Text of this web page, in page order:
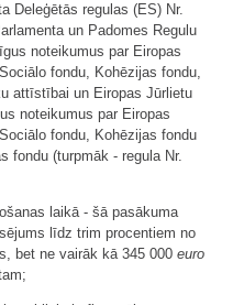
Deleģētās regulas (ES) Nr.
un Padomes Regulu
noteikumus par Eiropas
fondu, Kohēzijas fondu,
attīstībai un Eiropas Jūrlietu
noteikumus par Eiropas
fondu, Kohēzijas fondu
fondu (turpmāk - regula Nr.
laikā - šā pasākuma
līdz trim procentiem no
bet ne vairāk kā 345 000 euro